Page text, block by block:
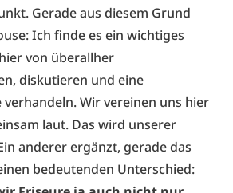
Gerade aus diesem Grund
Ich finde es ein wichtiges
von überallher
diskutieren und eine
verhandeln. Wir vereinen uns hier
laut. Das wird unserer
anderer ergänzt, gerade das
bedeutenden Unterschied: